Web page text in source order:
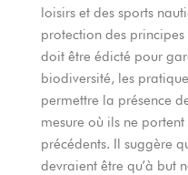
loisirs et des sports
protection des
doit être édicté pour
biodiversité, les
permettre la présence
mesure où ils ne
précédents. Il suggère
devraient être qu’à but